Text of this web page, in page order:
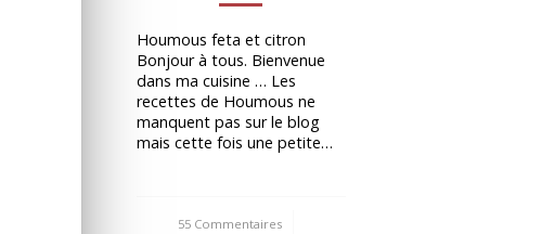
Houmous feta et citron
Bonjour à tous. Bienvenue
dans ma cuisine … Les
recettes de Houmous ne
manquent pas sur le blog
mais cette fois une petite…
55 Commentaires
/